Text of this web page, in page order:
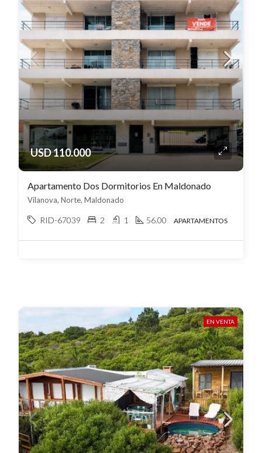
USD 110.000
Apartamento Dos Dormitorios En Maldonado
Vilanova, Norte, Maldonado
RID-67039 2 1 56.00 APARTAMENTOS
EN VENTA